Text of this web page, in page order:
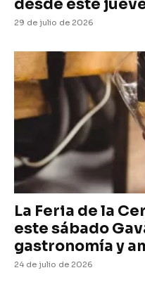
desde este
29 de julio de 2026
La Feria de la
este sábado
gastronomía y
24 de julio de 2026